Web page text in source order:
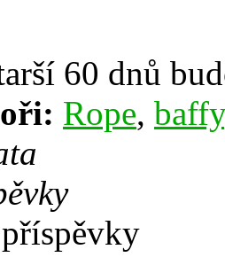
60 dnů
Rope, baffy